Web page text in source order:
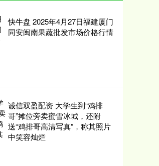
快牛盘 2025年4月27日福建厦门
同安闽南果蔬批发市场价格行情
诚信双盈配资 大学生到“鸡排
哥”摊位旁卖蜜雪冰城，还附
送“鸡排哥高清写真”，称其照片
中笑容灿烂